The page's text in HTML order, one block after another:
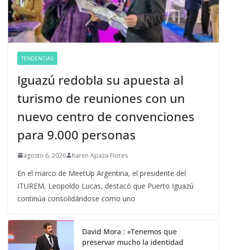
TENDENCIAS
Iguazú redobla su apuesta al
turismo de reuniones con un
nuevo centro de convenciones
para 9.000 personas
agosto 6, 2026 Karen Apaza Flores
En el marco de MeetUp Argentina, el presidente del
ITUREM, Leopoldo Lucas, destacó que Puerto Iguazú
continúa consolidándose como uno
David Mora : «Tenemos que
preservar mucho la identidad